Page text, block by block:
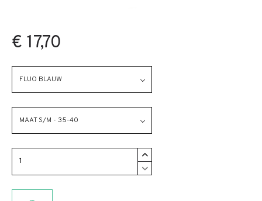
€ 17,70
FLUO BLAUW
MAAT S/M - 35-40